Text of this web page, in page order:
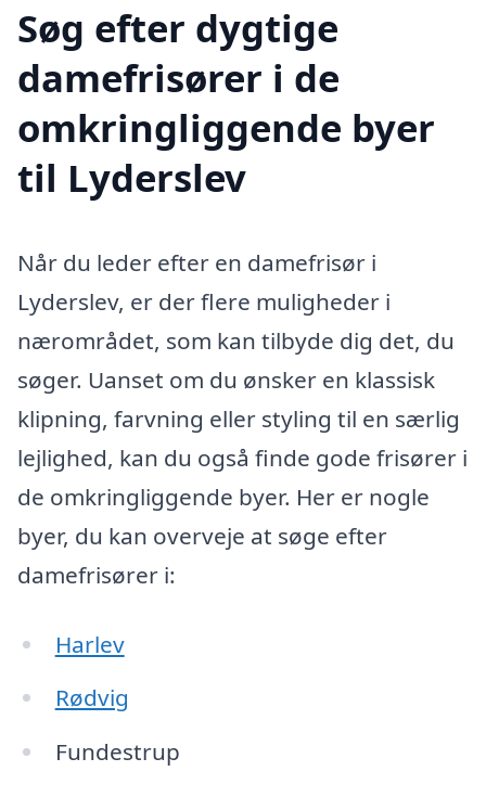
Søg efter dygtige
damefrisører i de
omkringliggende byer
til Lyderslev
Når du leder efter en damefrisør i
Lyderslev, er der flere muligheder i
nærområdet, som kan tilbyde dig det, du
søger. Uanset om du ønsker en klassisk
klipning, farvning eller styling til en særlig
lejlighed, kan du også finde gode frisører i
de omkringliggende byer. Her er nogle
byer, du kan overveje at søge efter
damefrisører i:
Harlev
Rødvig
Fundestrup